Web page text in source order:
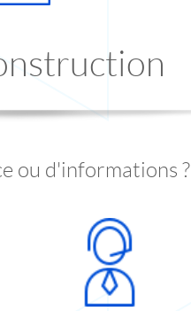
ou d'informations ?